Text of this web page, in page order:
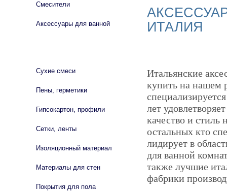
ИТАЛИЯ
Итальянские
купить на нашем
лет
качество и стиль
остальных кто
лидирует в
для ванной
также лучшие
фабрики
Смесители
Аксессуары для ванной
Сухие смеси
Пены, герметики
Гипсокартон, профили
Сетки, ленты
Изоляционный материал
Материалы для стен
Покрытия для пола